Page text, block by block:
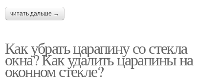
читать дальше →
Как убрать царапину со стекла
окна? Как удалить царапины на
оконном стекле?